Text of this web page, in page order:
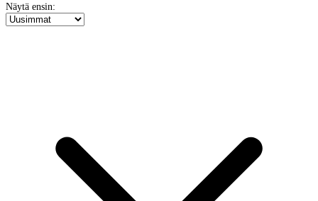
Näytä ensin: